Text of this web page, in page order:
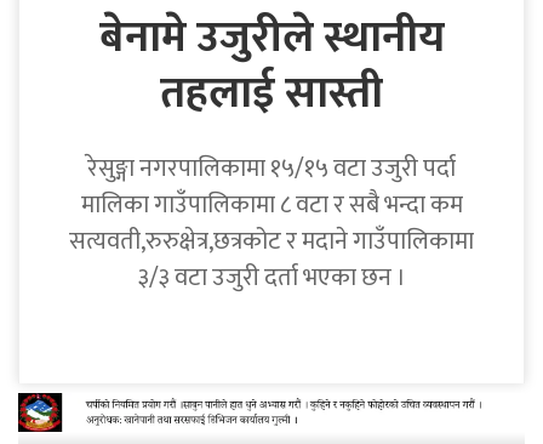
बेनामे उजुरीले स्थानीय
तहलाई सास्ती
रेसुङ्गा नगरपालिकामा १५/१५ वटा उजुरी पर्दा
मालिका गाउँपालिकामा ८ वटा र सबै भन्दा कम
सत्यवती,रुरुक्षेत्र,छत्रकोट र मदाने गाउँपालिकामा
३/३ वटा उजुरी दर्ता भएका छन ।